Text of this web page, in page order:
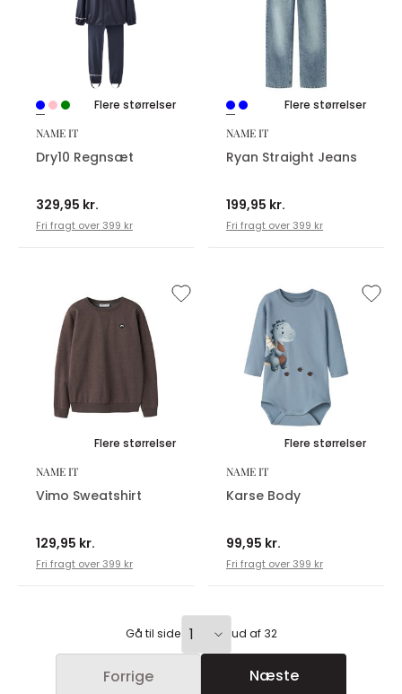
Flere størrelser
NAME IT
Dry10 Regnsæt
329,95 kr.
Fri fragt over 399 kr
Flere størrelser
NAME IT
Ryan Straight Jeans
199,95 kr.
Fri fragt over 399 kr
Flere størrelser
NAME IT
Vimo Sweatshirt
129,95 kr.
Fri fragt over 399 kr
Flere størrelser
NAME IT
Karse Body
99,95 kr.
Fri fragt over 399 kr
Gå til side ud af 32
Forrige Næste